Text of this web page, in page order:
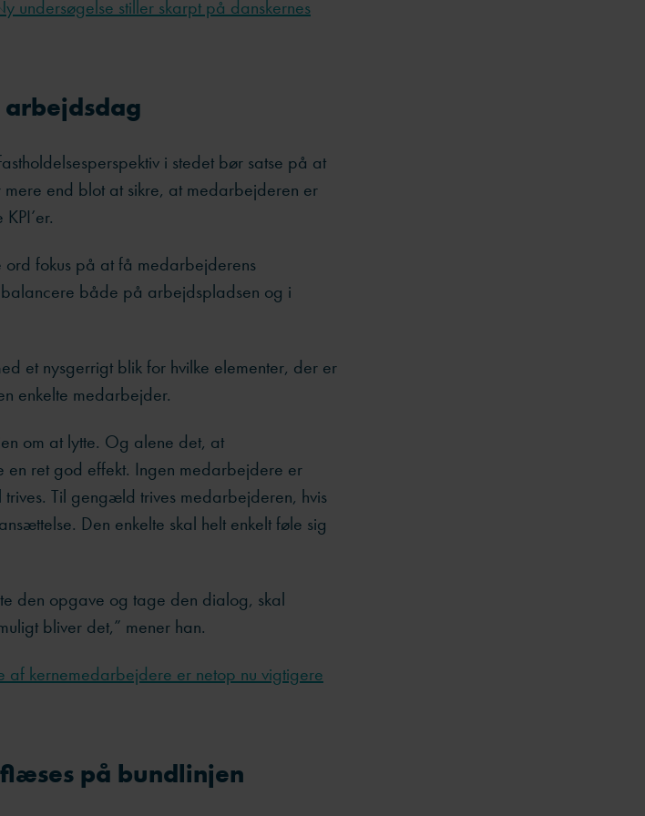
undersøgelse stiller skarpt på danskernes
i stedet bør satse på at
end blot at sikre, at medarbejderen er
fokus på at få medarbejderens
både på arbejdspladsen og i
et nysgerrigt blik for hvilke elementer, der er
enkelte medarbejder.
om at lytte. Og alene det, at
ret god effekt. Ingen medarbejdere er
Til gengæld trives medarbejderen, hvis
Den enkelte skal helt enkelt føle sig
den opgave og tage den dialog, skal
bliver det,” mener han.
af kernemedarbejdere er netop nu vigtigere
på bundlinjen